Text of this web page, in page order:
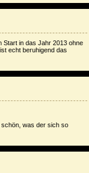
Start in das Jahr 2013 ohne
echt beruhigend das
schön, was der sich so